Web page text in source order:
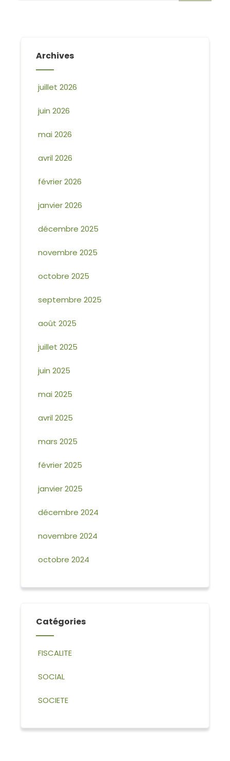
Archives
juillet 2026
juin 2026
mai 2026
avril 2026
février 2026
janvier 2026
décembre 2025
novembre 2025
octobre 2025
septembre 2025
août 2025
juillet 2025
juin 2025
mai 2025
avril 2025
mars 2025
février 2025
janvier 2025
décembre 2024
novembre 2024
octobre 2024
Catégories
FISCALITE
SOCIAL
SOCIETE